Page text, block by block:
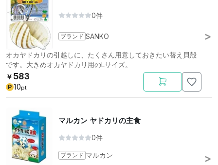
0件
ブランド SANKO
オカヤドカリの引越しに、たくさん用意しておきたい替え貝殻
です。大きめオカヤドカリ用のLサイズ。
￥ 583
P 10pt
マルカン ヤドカリの主食
0件
ブランド マルカン